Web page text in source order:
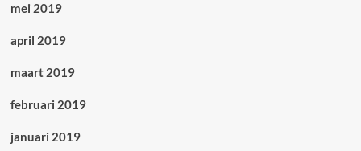
mei 2019
april 2019
maart 2019
februari 2019
januari 2019